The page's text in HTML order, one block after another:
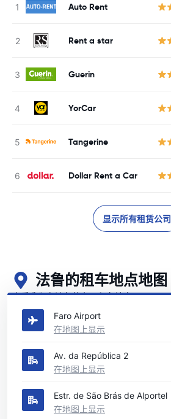
Auto Rent
Rent a star
Guerin
YorCar
Tangerine
Dollar Rent a Car
显示所有租赁公司
法鲁的租车地点地图
查看我们在法鲁的主要租车地点
Faro Airport
在地图上显示
Av. da República 2
在地图上显示
Estr. de São Brás de Alportel
在地图上显示